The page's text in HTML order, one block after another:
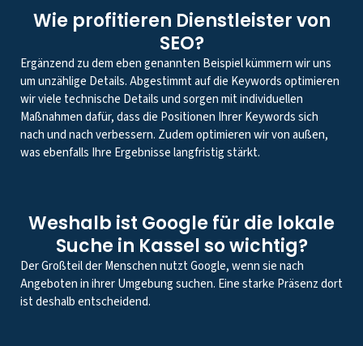
Wie profitieren Dienstleister von
SEO?
Ergänzend zu dem eben genannten Beispiel kümmern wir uns
um unzählige Details. Abgestimmt auf die Keywords optimieren
wir viele technische Details und sorgen mit individuellen
Maßnahmen dafür, dass die Positionen Ihrer Keywords sich
nach und nach verbessern. Zudem optimieren wir von außen,
was ebenfalls Ihre Ergebnisse langfristig stärkt.
Weshalb ist Google für die lokale
Suche in Kassel so wichtig?
Der Großteil der Menschen nutzt Google, wenn sie nach
Angeboten in ihrer Umgebung suchen. Eine starke Präsenz dort
ist deshalb entscheidend.